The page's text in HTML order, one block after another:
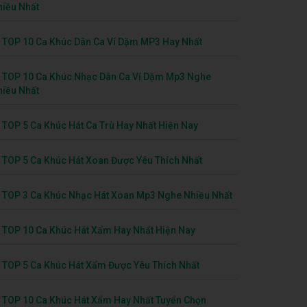
Nhất
TOP 10 Ca Khúc Dân Ca Ví Dặm MP3 Hay Nhất
TOP 10 Ca Khúc Nhạc Dân Ca Ví Dặm Mp3 Nghe
Nhất
TOP 5 Ca Khúc Hát Ca Trù Hay Nhất Hiện Nay
TOP 5 Ca Khúc Hát Xoan Được Yêu Thích Nhất
TOP 3 Ca Khúc Nhạc Hát Xoan Mp3 Nghe Nhiều Nhất
TOP 10 Ca Khúc Hát Xẩm Hay Nhất Hiện Nay
TOP 5 Ca Khúc Hát Xẩm Được Yêu Thích Nhất
TOP 10 Ca Khúc Hát Xẩm Hay Nhất Tuyển Chọn